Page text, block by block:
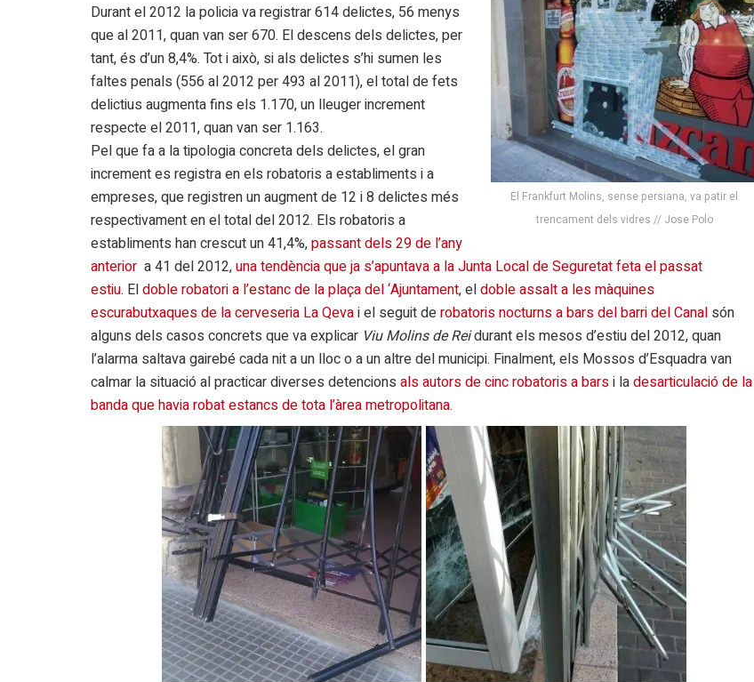
El Frankfurt Molins, sense persiana, va patir el
trencament dels vidres // Jose Polo
Durant el 2012 la policia va registrar 614 delictes, 56 menys
que al 2011, quan van ser 670. El descens dels delictes, per
tant, és d’un 8,4%. Tot i això, si als delictes s’hi sumen les
faltes penals (556 al 2012 per 493 al 2011), el total de fets
delictius augmenta fins els 1.170, un lleuger increment
respecte el 2011, quan van ser 1.163.
Pel que fa a la tipologia concreta dels delictes, el gran
increment es registra en els robatoris a establiments i a
empreses, que registren un augment de 12 i 8 delictes més
respectivament en el total del 2012. Els robatoris a
establiments han crescut un 41,4%,passant dels 29 de l’any
anterior a 41 del 2012,una tendència que ja s’apuntava a la Junta Local de Seguretat feta el passat
estiu. Eldoble robatori a l’estanc de la plaça del ‘Ajuntament, eldoble assalt a les màquines
escurabutxaques de la cerveseria La Qevai el seguit derobatoris nocturns a bars del barri del Canal són
alguns dels casos concrets que va explicar Viu Molins de Reidurant els mesos d’estiu del 2012, quan
l’alarma saltava gairebé cada nit a un lloc o a un altre del municipi. Finalment, els Mossos d’Esquadra van
calmar la situació al practicar diverses detencions als autors de cinc robatoris a barsi ladesarticulació de la
banda que havia robat estancs de tota l’àrea metropolitana.